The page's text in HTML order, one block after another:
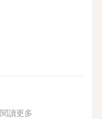
閱讀更多